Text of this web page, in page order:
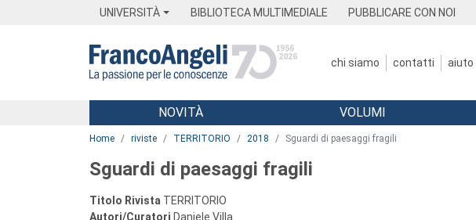
UNIVERSITÀ BIBLIOTECA MULTIMEDIALE PUBBLICARE CON NOI
chi siamo contatti aiuto
Menu
NOVITÀ VOLUMI
Home riviste TERRITORIO 2018 Sguardi di paesaggi fragili
Sguardi di paesaggi fragili
Titolo Rivista TERRITORIO
Autori/Curatori Daniele Villa